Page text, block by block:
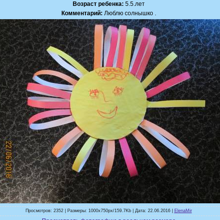
Возраст ребенка: 5.5.лет
Комментарий: Люблю солнышко .
Просмотров: 2352 | Размеры: 1000x750px/159.7Kb | Дата: 22.06.2016 | ElenaMir